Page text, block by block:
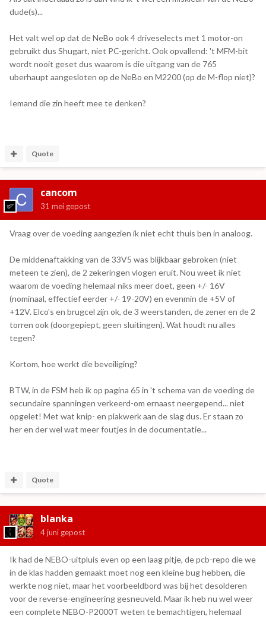
dude(s)...
Het valt wel op dat de NeBo ook 4 driveselects met 1 motor-on
gebruikt dus Shugart, niet PC-gericht. Ook opvallend: 't MFM-bit
wordt nooit geset dus waarom is die uitgang van de 765
uberhaupt aangesloten op de NeBo en M2200 (op de M-flop niet)?
Iemand die zin heeft mee te denken?
Quote
cancom
31 mei gepost
Vraag over de voeding aangezien ik niet echt thuis ben in analoog.
De middenaftakking van de 33V5 was blijkbaar gebroken (niet
meteen te zien), de 2 zekeringen vlogen eruit. Nou weet ik niet
waarom de voeding helemaal niks meer doet, geen +/- 16V
(nominaal, effectief eerder +/- 19-20V) en evenmin de +5V of
+12V. Elco's en brugcel zijn ok, de 3 weerstanden, de zener en de 2
torren ook (doorgepiept, geen sluitingen). Wat houdt nu alles
tegen?
Kortom, hoe werkt die beveiliging?
BTW, in de FSM heb ik op pagina 65 in 't schema van de voeding de
secundaire spanningen verkeerd-om ernaast neergepend... niet
opgelet! Met wat knip- en plakwerk aan de slag dus. Er staan zo
her en der wel wat meer foutjes in de documentatie...
Quote
blanka
4 juni gepost
Ik had de NEBO-uitpluis even op een laag pitje, de pcb-repo die we
in de klas hadden gemaakt moet nog een kleine bug hebben, die
werkte nog niet, maar het voorbeeldbord was bij het desolderen
voor de reverse-engineering gesneuveld. Maar ik heb nu wel weer
een complete NEBO-P2000T weten te bemachtigen, helemaal